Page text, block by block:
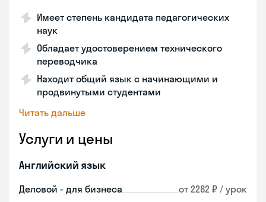
Имеет степень кандидата педагогических
наук
Обладает удостоверением технического
переводчика
Находит общий язык с начинающими и
продвинутыми студентами
Читать дальше
Услуги и цены
Английский язык
Деловой - для бизнеса от 2282 ₽ / урок